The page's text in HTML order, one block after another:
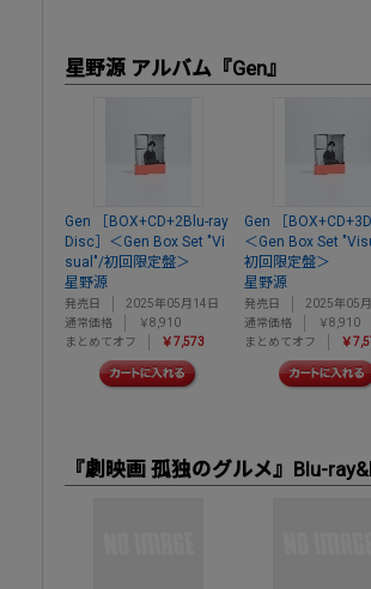
星野源 アルバム『Gen』
Gen ［BOX+CD+2Blu-ray
Disc］＜Gen Box Set "Vi
sual"/初回限定盤＞
星野源
発売日
2025年05月14日
通常価格
￥8,910
まとめてオフ
￥7,573
Gen ［
＜Gen Box Set
初回限定盤＞
星野源
発売日
2025年05
通常価格
￥8,910
まとめてオフ
￥
『劇映画 孤独のグルメ』Blu-